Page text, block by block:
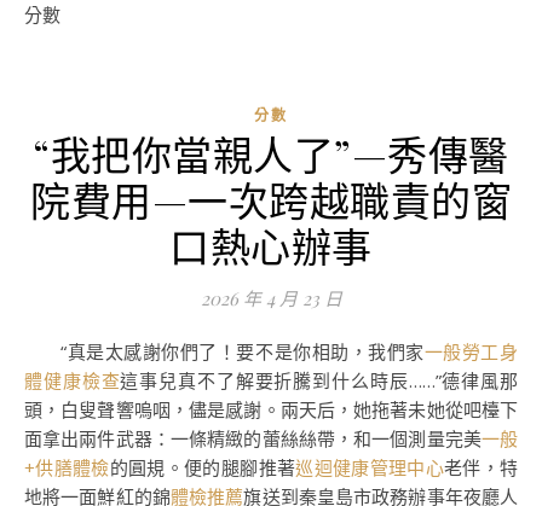
分數
分數
“我把你當親人了”—秀傳醫
院費用—一次跨越職責的窗
口熱心辦事
2026 年 4 月 23 日
“真是太感謝你們了！要不是你相助，我們家一般勞工身
體健康檢查這事兒真不了解要折騰到什么時辰……”德律風那
頭，白叟聲響嗚咽，儘是感謝。兩天后，她拖著未她從吧檯下
面拿出兩件武器：一條精緻的蕾絲絲帶，和一個測量完美一般
+供膳體檢的圓規。便的腿腳推著巡迴健康管理中心老伴，特
地將一面鮮紅的錦體檢推薦旗送到秦皇島市政務辦事年夜廳人
0
評